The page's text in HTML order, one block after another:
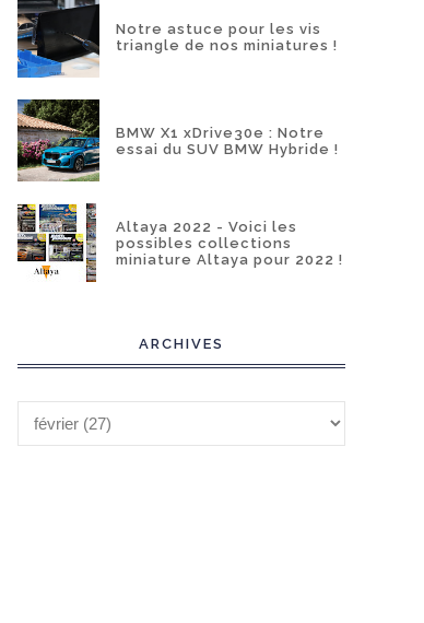
Notre astuce pour les vis
triangle de nos miniatures !
BMW X1 xDrive30e : Notre
essai du SUV BMW Hybride !
Altaya 2022 - Voici les
possibles collections
miniature Altaya pour 2022 !
ARCHIVES